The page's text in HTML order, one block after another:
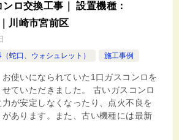
ロ交換工事｜ 設置機種：
川崎市宮前区
蛇口、ウォシュレット）
施工事例
使いになられていた1口ガスコンロを
ていただきました。 古いガスコンロ
が安定しなくなったり、点火不良を
あります。また、古い機種には最新